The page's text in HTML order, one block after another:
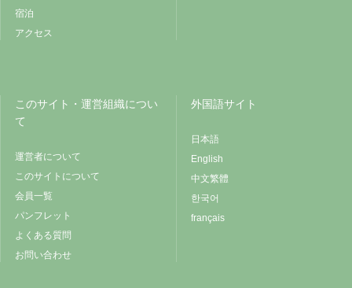
宿泊
アクセス
このサイト・運営組織につい
て
運営者について
このサイトについて
会員一覧
パンフレット
よくある質問
お問い合わせ
外国語サイト
日本語
English
中文繁體
한국어
français